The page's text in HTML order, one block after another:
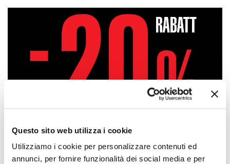
Questo sito web utilizza i cookie
Utilizziamo i cookie per personalizzare contenuti ed
annunci, per fornire funzionalità dei social media e per